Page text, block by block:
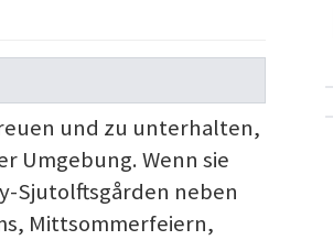
und zu unterhalten,
Umgebung. Wenn sie
Sjutolftsgården neben
Mittsommerfeiern,